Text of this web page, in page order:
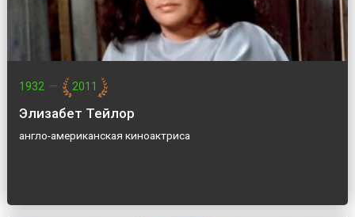
1932 — 2011
Элизабет Тейлор
англо-американская киноактриса